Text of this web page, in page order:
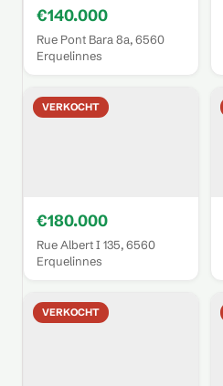
€140.000
Rue Pont Bara 8a, 6560
Erquelinnes
VERKOCHT
€180.000
Rue Albert I 135, 6560
Erquelinnes
VERKOCHT